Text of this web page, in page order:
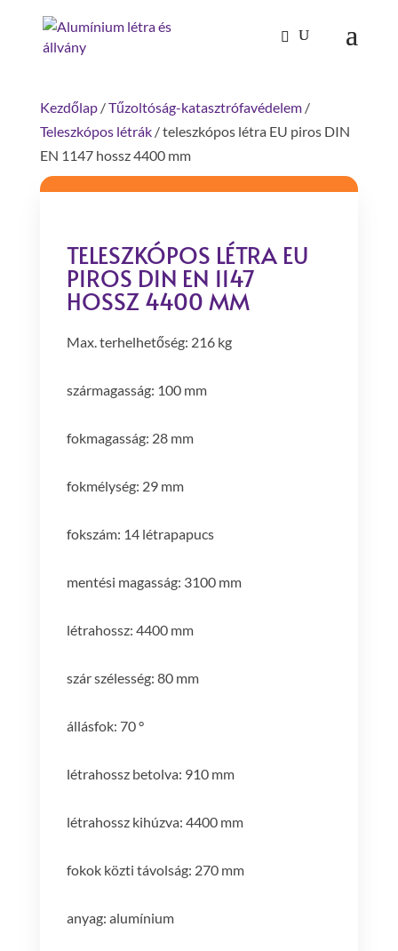
Kezdőlap/Tűzoltóság-katasztrófavédelem/
Teleszkópos létrák/ teleszkópos létra EU piros DIN
EN 1147 hossz 4400 mm
TELESZKÓPOS LÉTRA EU
PIROS DIN EN 1147
HOSSZ 4400 MM
Max. terhelhetőség: 216 kg
szármagasság: 100 mm
fokmagasság: 28 mm
fokmélység: 29 mm
fokszám: 14 létrapapucs
mentési magasság: 3100 mm
létrahossz: 4400 mm
szár szélesség: 80 mm
állásfok: 70 °
létrahossz betolva: 910 mm
létrahossz kihúzva: 4400 mm
fokok közti távolság: 270 mm
anyag: alumínium